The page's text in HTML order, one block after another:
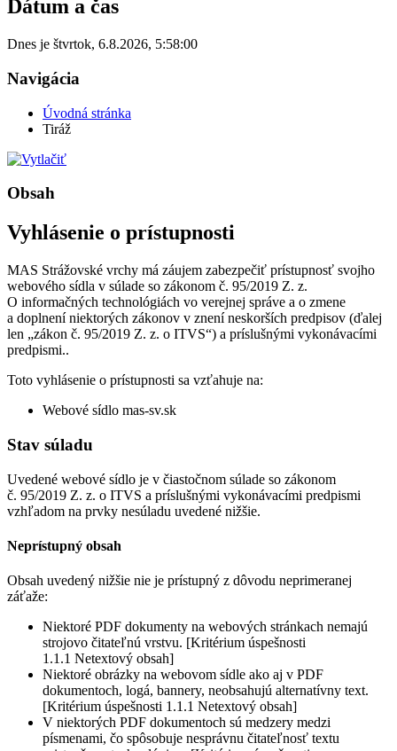
Dátum a čas
Dnes je štvrtok, 6.8.2026, 5:58:00
Navigácia
Úvodná stránka
Tiráž
Obsah
Vyhlásenie o prístupnosti
MAS Strážovské vrchy má záujem zabezpečiť prístupnosť svojho
webového sídla v súlade so zákonom č. 95/2019 Z. z.
O informačných technológiách vo verejnej správe a o zmene
a doplnení niektorých zákonov v znení neskorších predpisov (ďalej
len „zákon č. 95/2019 Z. z. o ITVS“) a príslušnými vykonávacími
predpismi..
Toto vyhlásenie o prístupnosti sa vzťahuje na:
Webové sídlo mas-sv.sk
Stav súladu
Uvedené webové sídlo je v čiastočnom súlade so zákonom
č. 95/2019 Z. z. o ITVS a príslušnými vykonávacími predpismi
vzhľadom na prvky nesúladu uvedené nižšie.
Neprístupný obsah
Obsah uvedený nižšie nie je prístupný z dôvodu neprimeranej
záťaže:
Niektoré PDF dokumenty na webových stránkach nemajú
strojovo čitateľnú vrstvu. [Kritérium úspešnosti
1.1.1 Netextový obsah]
Niektoré obrázky na webovom sídle ako aj v PDF
dokumentoch, logá, bannery, neobsahujú alternatívny text.
[Kritérium úspešnosti 1.1.1 Netextový obsah]
V niektorých PDF dokumentoch sú medzery medzi
písmenami, čo spôsobuje nesprávnu čitateľnosť textu